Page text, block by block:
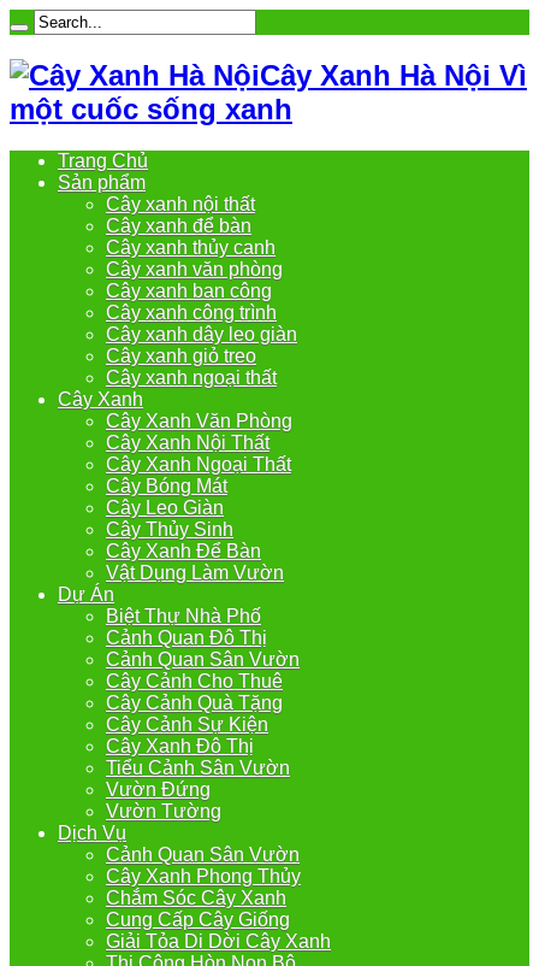
Cây Xanh Hà Nội Vì
một cuốc sống xanh
Trang Chủ
Sản phẩm
Cây xanh nội thất
Cây xanh để bàn
Cây xanh thủy canh
Cây xanh văn phòng
Cây xanh ban công
Cây xanh công trình
Cây xanh dây leo giàn
Cây xanh giỏ treo
Cây xanh ngoại thất
Cây Xanh
Cây Xanh Văn Phòng
Cây Xanh Nội Thất
Cây Xanh Ngoại Thất
Cây Bóng Mát
Cây Leo Giàn
Cây Thủy Sinh
Cây Xanh Để Bàn
Vật Dụng Làm Vườn
Dự Án
Biệt Thự Nhà Phố
Cảnh Quan Đô Thị
Cảnh Quan Sân Vườn
Cây Cảnh Cho Thuê
Cây Cảnh Quà Tặng
Cây Cảnh Sự Kiện
Cây Xanh Đô Thị
Tiểu Cảnh Sân Vườn
Vườn Đứng
Vườn Tường
Dịch Vụ
Cảnh Quan Sân Vườn
Cây Xanh Phong Thủy
Chắm Sóc Cây Xanh
Cung Cấp Cây Giống
Giải Tỏa Di Dời Cây Xanh